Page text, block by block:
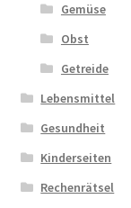
Gemüse
Obst
Getreide
Lebensmittel
Gesundheit
Kinderseiten
Rechenrätsel